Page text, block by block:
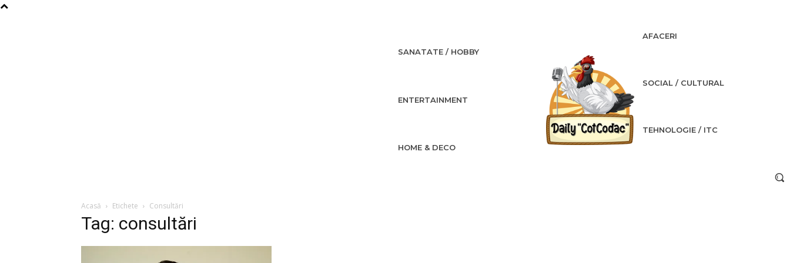
SANATATE / HOBBY
ENTERTAINMENT
HOME & DECO
AFACERI
SOCIAL / CULTURAL
TEHNOLOGIE / ITC
Acasă Etichete Consultări
Tag: consultări